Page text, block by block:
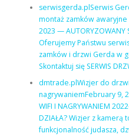
serwisgerda.plSerwis
montaż zamków
2023 — AUTORYZOWANY
Oferujemy Państwu
zamków i drzwi Gerda w
Skontaktuj się SERWIS
dmtrade.plWizjer do
nagrywaniemFebruary 9,
WIFI I NAGRYWANIEM
DZIAŁA? Wizjer z kamerą
funkcjonalność judasza,